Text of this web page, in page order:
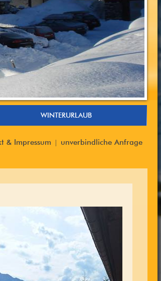
WINTERURLAUB
& Impressum | unverbindliche Anfrage